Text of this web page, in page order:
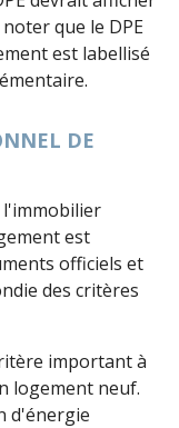
que le DPE
est labellisé
DE
est
officiels et
des critères
important à
logement neuf.
d'énergie